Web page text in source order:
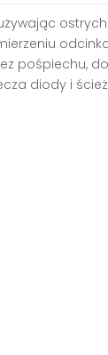
pośpiechu,
diody i